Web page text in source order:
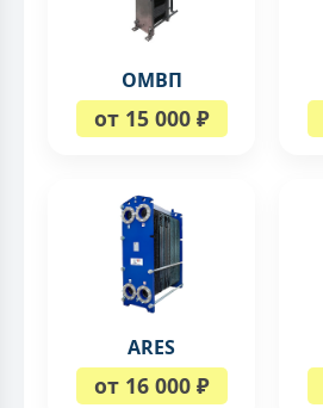
ОМВП
от 15 000 ₽
ARES
от 16 000 ₽